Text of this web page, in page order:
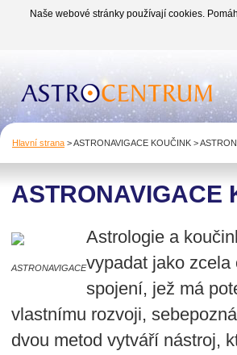
Naše webové stránky používají cookies.
Hlavní strana >ASTRONAVIGACE KOUČINK >
ASTRONAVIGACE
ASTRONAVIGACE
Astrologie a
vypadat jako
spojení, jež má
vlastnímu rozvoji,
dvou metod vytváří nástroj,